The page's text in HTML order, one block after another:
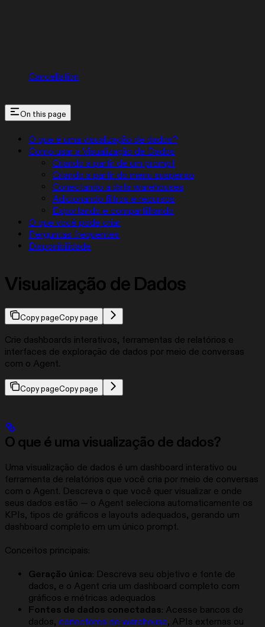
Cancellation
On this page
O que é uma visualização de dados?
Como usar a Visualização de Dados
Criando a partir de um prompt
Criando a partir do menu suspenso
Conectando a data warehouses
Adicionando filtros e recursos
Exportando e compartilhando
O que você pode criar
Perguntas frequentes
Disponibilidade
Visualização de Dados
Copy pageCopy page
Crie dashboards interativos, ferramentas de relatórios e
interfaces de exploração de dados por meio de conversas
com o Agent.
Copy pageCopy page
O que é uma visualização de dados?
Uma visualização de dados é um dashboard interativo ou
ferramenta de relatórios que você cria por meio de conversas
com o Agent. Descreva o que você quer visualizar e onde
seus dados estão — o Agent seleciona automaticamente os
KPIs, tipos de gráficos e layouts adequados, gerando um
dashboard completo em um único prompt.
Conceitos principais:
Geração única: Descreva seu objetivo e fonte de
dados, e o Agent cria um dashboard completo com
gráficos e métricas adequados
Fontes de dados conectadas: Acesse bancos de
dados, conectores de warehouse, APIs externas ou